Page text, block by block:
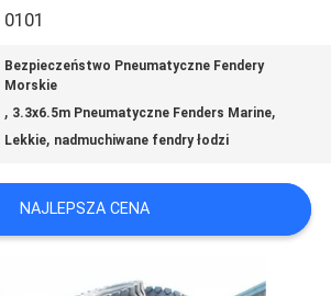
0101
Bezpieczeństwo Pneumatyczne Fendery
Morskie
, 3.3x6.5m Pneumatyczne Fenders Marine,
Lekkie, nadmuchiwane fendry łodzi
NAJLEPSZA CENA